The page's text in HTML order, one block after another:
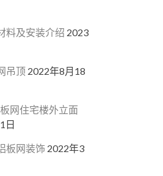
料及安装介绍 2023
吊顶 2022年8月18
网住宅楼外立面
日
板网装饰 2022年3